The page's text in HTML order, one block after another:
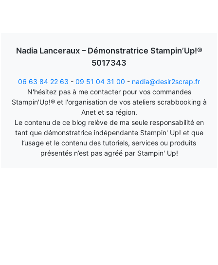
Nadia Lanceraux – Démonstratrice Stampin’Up!®
5017343
06 63 84 22 63 - 09 51 04 31 00 - nadia@desir2scrap.fr
N'hésitez pas à me contacter pour vos commandes
Stampin'Up!® et l'organisation de vos ateliers scrabbooking à
Anet et sa région.
Le contenu de ce blog relève de ma seule responsabilité en
tant que démonstratrice indépendante Stampin' Up! et que
l’usage et le contenu des tutoriels, services ou produits
présentés n’est pas agréé par Stampin' Up!